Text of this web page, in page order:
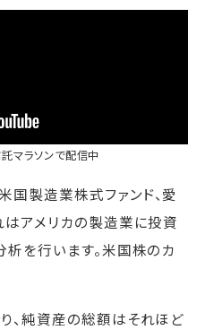
マラソンで配信中
製造業株式ファンド、愛
はアメリカの製造業に投資
析を行います。米国株のカ
、純資産の総額はそれほど